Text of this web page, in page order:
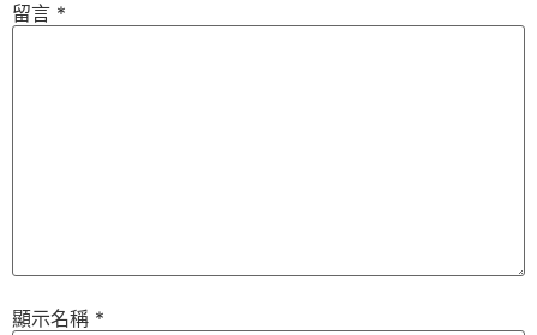
留言 *
顯示名稱 *